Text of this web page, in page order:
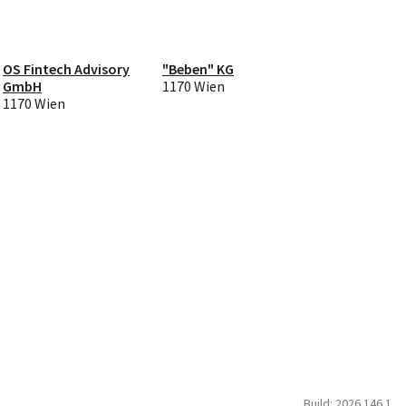
OS Fintech Advisory
GmbH
1170 Wien
"Beben" KG
1170 Wien